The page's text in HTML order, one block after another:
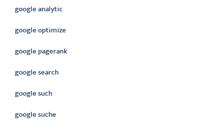
google analytic
google optimize
google pagerank
google search
google such
google suche